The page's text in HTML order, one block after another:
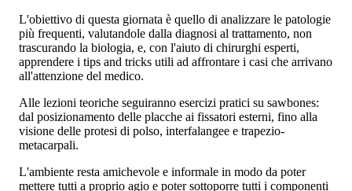
L'obiettivo di questa giornata è quello di analizzare le patologie
più frequenti, valutandole dalla diagnosi al trattamento, non
trascurando la biologia, e, con l'aiuto di chirurghi esperti,
apprendere i tips and tricks utili ad affrontare i casi che arrivano
all'attenzione del medico.
Alle lezioni teoriche seguiranno esercizi pratici su sawbones:
dal posizionamento delle placche ai fissatori esterni, fino alla
visione delle protesi di polso, interfalangee e trapezio-
metacarpali.
L'ambiente resta amichevole e informale in modo da poter
mettere tutti a proprio agio e poter sottoporre tutti i componenti